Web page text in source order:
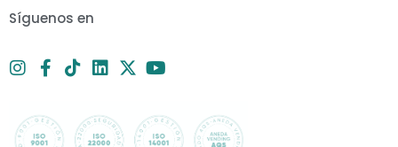
Síguenos en